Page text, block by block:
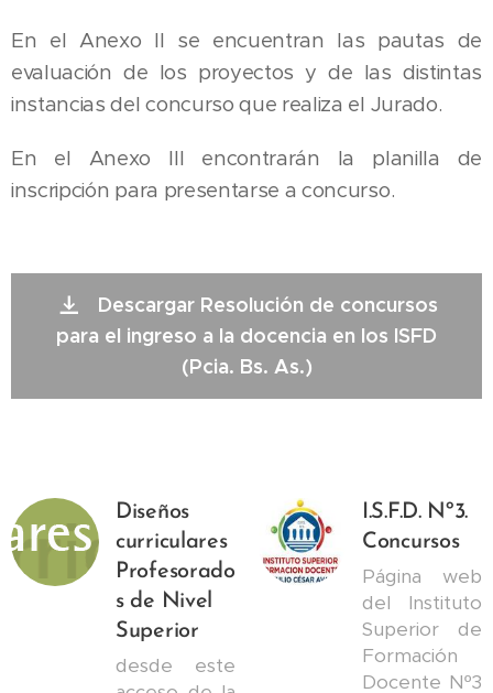
En el Anexo II se encuentran las pautas de
evaluación de los proyectos y de las distintas
instancias del concurso que realiza el Jurado.
En el Anexo III encontrarán la planilla de
inscripción para presentarse a concurso.
Descargar Resolución de concursos
para el ingreso a la docencia en los ISFD
(Pcia. Bs. As.)
Diseños
curriculares
Profesorado
s de Nivel
Superior
desde este
I.S.F.D. Nº3.
Concursos
Página web
del Instituto
Superior de
Formación
Docente Nº3